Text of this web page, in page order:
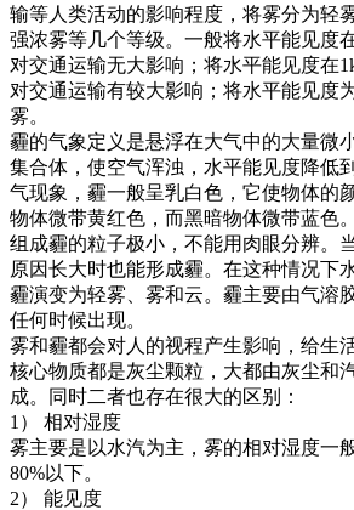
输等人类活动的影响程度，将雾分为轻
强浓雾等几个等级。一般将水平能见度
对交通运输无大影响；将水平能见度在
对交通运输有较大影响；将水平能见度
雾。
霾的气象定义是悬浮在大气中的大量微
集合体，使空气浑浊，水平能见度降低
气现象，霾一般呈乳白色，它使物体的
物体微带黄红色，而黑暗物体微带蓝色。
组成霾的粒子极小，不能用肉眼分辨。
原因长大时也能形成霾。在这种情况下
霾演变为轻雾、雾和云。霾主要由气溶
任何时候出现。
雾和霾都会对人的视程产生影响，给生
核心物质都是灰尘颗粒，大都由灰尘和
成。同时二者也存在很大的区别：
1） 相对湿度
雾主要是以水汽为主，雾的相对湿度一
80%以下。
2） 能见度